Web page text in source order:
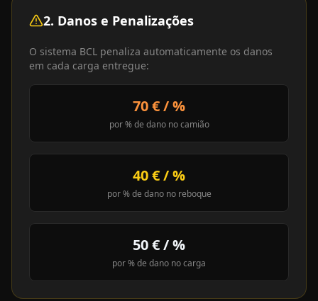
2. Danos e Penalizações
O sistema BCL penaliza automaticamente os danos
em cada carga entregue:
70 € / %
por % de dano nocamião
40 € / %
por % de dano no reboque
50 € / %
por % de dano nocarga